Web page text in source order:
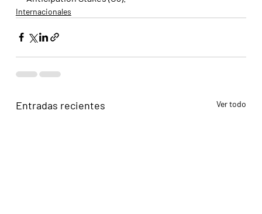
Internacionales
Entradas recientes Ver todo